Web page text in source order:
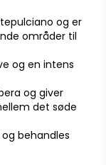
og er
områder til
og en intens
og giver
det søde
behandles